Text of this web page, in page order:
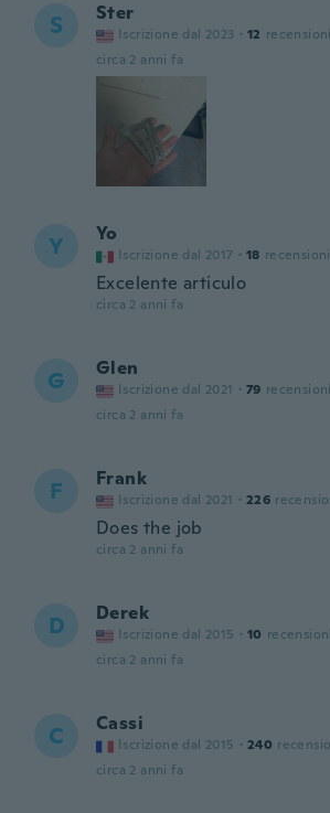
S Ster
Iscrizione dal 2023 · 12 recensioni
circa 2 anni fa
Y Yo
Iscrizione dal 2017 · 18 recensioni
Excelente articulo
circa 2 anni fa
G Glen
Iscrizione dal 2021 · 79 recensioni
circa 2 anni fa
F Frank
Iscrizione dal 2021 · 226
Does the job
circa 2 anni fa
D Derek
Iscrizione dal 2015 · 10 recensioni
circa 2 anni fa
C Cassi
Iscrizione dal 2015 · 240
circa 2 anni fa